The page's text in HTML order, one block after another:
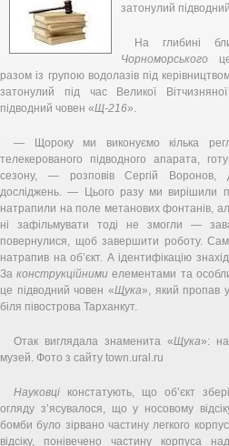
затонулий
На глибині
Чорноморського
разом із групою водолазів під
затонулий під час Великої
підводний човен «Щ-216».
— Щороку ми виконуємо кілька
телекерованого підводного апарата,
сезону, — розповів Сергій Воронов,
досліджень. — Цього разу ми вирішили
натрапили на поле метанових фонтанів,
ні зафільмувати тоді не змогли —
повернулися, щоб завершити роботу.
натрапив на об’єкт. А ідентифікацію
Законструкційними елементами та
це підводний човен «Щука», який пропав
біля півострова Тарханкут.
Отак виглядала знаменита «Щука»: на
музей. Фото з сайту town.ural.ru
Науковці констатують, що об’єкт
огляду з’ясувалося, що у носовому
бомби було зірвано частину легкого
відсіку, понівечено частину корпуса